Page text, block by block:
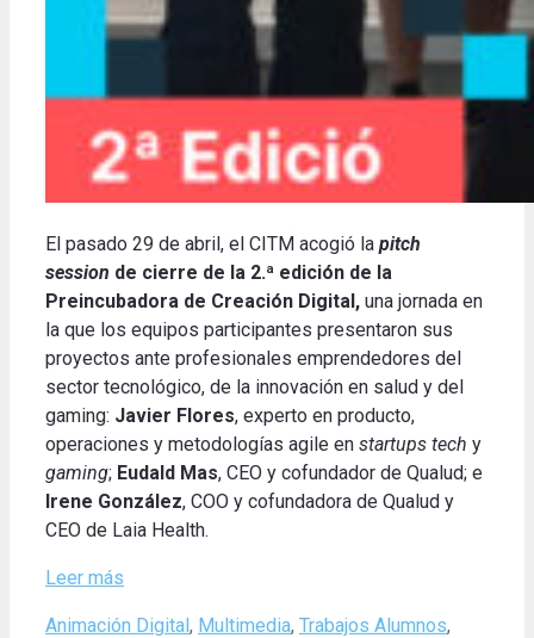
El pasado 29 de abril, el CITM acogió la pitch
session de cierre de la 2.ª edición de la
Preincubadora de Creación Digital, una jornada en
la que los equipos participantes presentaron sus
proyectos ante profesionales emprendedores del
sector tecnológico, de la innovación en salud y del
gaming: Javier Flores, experto en producto,
operaciones y metodologías agile en startups tech y
gaming; Eudald Mas, CEO y cofundador de Qualud; e
Irene González, COO y cofundadora de Qualud y
CEO de Laia Health.
Leer más
Categories
Animación Digital, Multimedia, Trabajos Alumnos,